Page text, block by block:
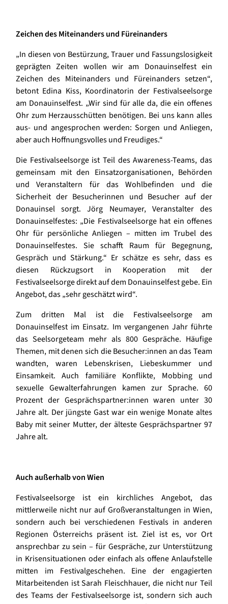
Zeichen des Miteinanders und Füreinanders
„In diesen von Bestürzung, Trauer und Fassungslosigkeit
geprägten Zeiten wollen wir am Donauinselfest ein
Zeichen des Miteinanders und Füreinanders setzen“,
betont Edina Kiss, Koordinatorin der Festivalseelsorge
am Donauinselfest. „Wir sind für alle da, die ein offenes
Ohr zum Herzausschütten benötigen. Bei uns kann alles
aus- und angesprochen werden: Sorgen und Anliegen,
aber auch Hoffnungsvolles und Freudiges.“
Die Festivalseelsorge ist Teil des Awareness-Teams, das
gemeinsam mit den Einsatzorganisationen, Behörden
und Veranstaltern für das Wohlbefinden und die
Sicherheit der Besucherinnen und Besucher auf der
Donauinsel sorgt. Jörg Neumayer, Veranstalter des
Donauinselfestes: „Die Festivalseelsorge hat ein offenes
Ohr für persönliche Anliegen – mitten im Trubel des
Donauinselfestes. Sie schafft Raum für Begegnung,
Gespräch und Stärkung.“ Er schätze es sehr, dass es
diesen Rückzugsort in Kooperation mit der
Festivalseelsorge direkt auf dem Donauinselfest gebe. Ein
Angebot, das „sehr geschätzt wird“.
Zum dritten Mal ist die Festivalseelsorge am
Donauinselfest im Einsatz. Im vergangenen Jahr führte
das Seelsorgeteam mehr als 800 Gespräche. Häufige
Themen, mit denen sich die Besucher:innen an das Team
wandten, waren Lebenskrisen, Liebeskummer und
Einsamkeit. Auch familiäre Konflikte, Mobbing und
sexuelle Gewalterfahrungen kamen zur Sprache. 60
Prozent der Gesprächspartner:innen waren unter 30
Jahre alt. Der jüngste Gast war ein wenige Monate altes
Baby mit seiner Mutter, der älteste Gesprächspartner 97
Jahre alt.
Auch außerhalb von Wien
Festivalseelsorge ist ein kirchliches Angebot, das
mittlerweile nicht nur auf Großveranstaltungen in Wien,
sondern auch bei verschiedenen Festivals in anderen
Regionen Österreichs präsent ist. Ziel ist es, vor Ort
ansprechbar zu sein – für Gespräche, zur Unterstützung
in Krisensituationen oder einfach als offene Anlaufstelle
mitten im Festivalgeschehen. Eine der engagierten
Mitarbeitenden ist Sarah Fleischhauer, die nicht nur Teil
des Teams der Festivalseelsorge ist, sondern sich auch